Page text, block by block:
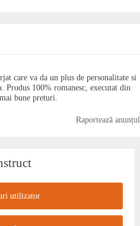
care va da un plus de personalitate si
Produs 100% romanesc, executat din
bune preturi.
Raportează anunțul
utilizator